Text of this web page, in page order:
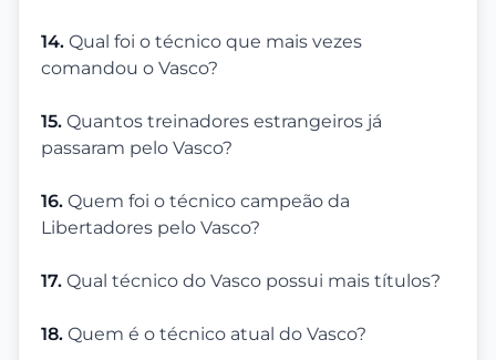
14. Qual foi o técnico que mais vezes
comandou o Vasco?
15. Quantos treinadores estrangeiros já
passaram pelo Vasco?
16. Quem foi o técnico campeão da
Libertadores pelo Vasco?
17. Qual técnico do Vasco possui mais títulos?
18. Quem é o técnico atual do Vasco?